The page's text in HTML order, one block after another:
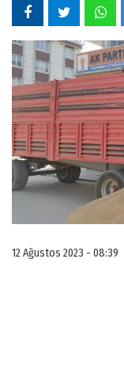
12 Ağustos 2023 - 08:39